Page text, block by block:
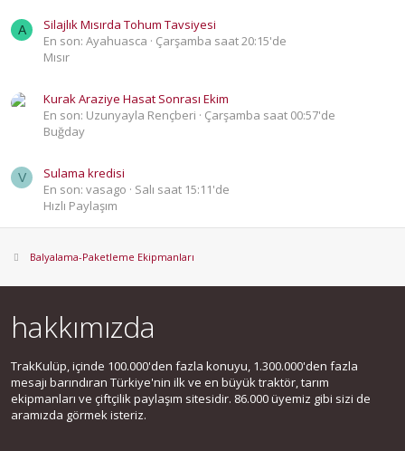
A
Silajlık Mısırda Tohum Tavsiyesi
En son: Ayahuasca
Çarşamba saat 20:15'de
Mısır
Kurak Araziye Hasat Sonrası Ekim
En son: Uzunyayla Rençberi
Çarşamba saat 00:57'de
Buğday
V
Sulama kredisi
En son: vasago
Salı saat 15:11'de
Hızlı Paylaşım
Balyalama-Paketleme Ekipmanları
hakkımızda
TrakKulüp, içinde 100.000'den fazla konuyu, 1.300.000'den fazla
mesajı barındıran Türkiye'nin ilk ve en büyük traktör, tarım
ekipmanları ve çiftçilik paylaşım sitesidir. 86.000 üyemiz gibi sizi de
aramızda görmek isteriz.